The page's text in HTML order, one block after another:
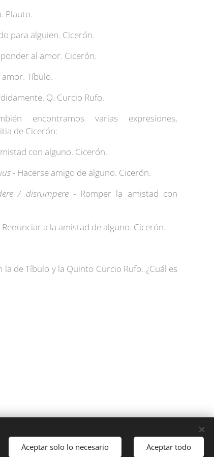
Plauto.
para alguien. Cicerón.
al amor. Cicerón.
Tíbulo.
Q. Curcio Rufo.
encontramos varias expresiones,
de Cicerón:
con alguno. Cicerón.
- Hacerse amigo de alguno. Cicerón.
/ disrumpere- Romper la amistad con
Renunciar a la amistad de alguno. Cicerón.
de Tíbulo y la Quinto Curcio Rufo. ¿Cuál es
Aceptar solo lo necesario Aceptar todo